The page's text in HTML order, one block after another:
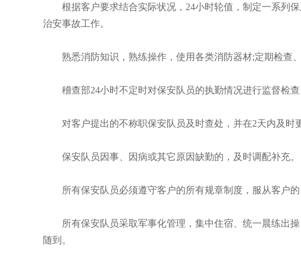
根据客户要求结合实际状况，24小时轮值，制定一系列
治安事故工作。
熟悉消防知识，熟练操作，使用各类消防器材;定期检查
稽查部24小时不定时对保安队员的执勤情况进行监督检
对客户提出的不称职保安队员及时查处，并在2天内及时
保安队员因事、因病或其它原因缺勤的，及时调配补充。
所有保安队员必须遵守客户的所有规章制度，服从客户
所有保安队员采取军事化管理，集中住宿、统一晨练出
随到。